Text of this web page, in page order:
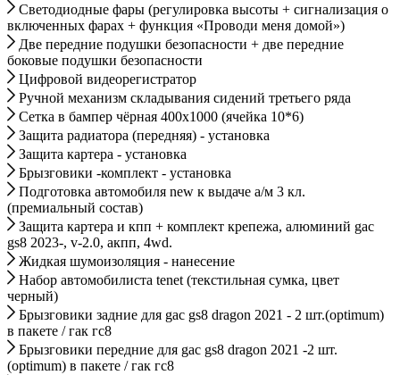
Cветодиодные фары (регулировка высоты + сигнализация о
включенных фарах + функция «Проводи меня домой»)
Две передние подушки безопасности + две передние
боковые подушки безопасности
Цифровой видеорегистратор
Ручной механизм складывания сидений третьего ряда
Сетка в бампер чёрная 400х1000 (ячейка 10*6)
Защита радиатора (передняя) - установка
Защита картера - установка
Брызговики -комплект - установка
Подготовка автомобиля new к выдаче а/м 3 кл.
(премиальный состав)
Защита картера и кпп + комплект крепежа, алюминий gac
gs8 2023-, v-2.0, акпп, 4wd.
Жидкая шумоизоляция - нанесение
Набор автомобилиста tenet (текстильная сумка, цвет
черный)
Брызговики задние для gac gs8 dragon 2021 - 2 шт.(optimum)
в пакете / гак гс8
Брызговики передние для gac gs8 dragon 2021 -2 шт.
(optimum) в пакете / гак гс8